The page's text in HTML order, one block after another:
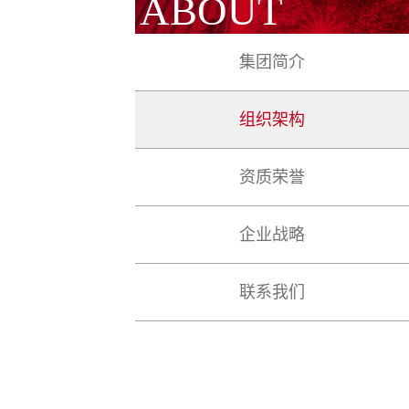
ABOUT
集团简介
组织架构
资质荣誉
企业战略
联系我们